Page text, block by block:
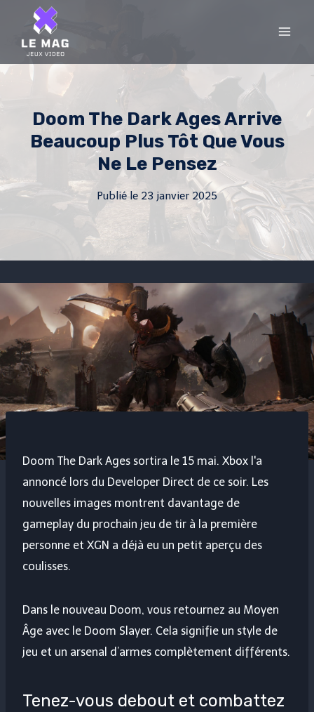
content
Doom The Dark Ages Arrive
Beaucoup Plus Tôt Que Vous
Ne Le Pensez
Publié le 23 janvier 2025
Doom The Dark Ages sortira le 15 mai. Xbox l'a
annoncé lors du Developer Direct de ce soir. Les
nouvelles images montrent davantage de
gameplay du prochain jeu de tir à la première
personne et XGN a déjà eu un petit aperçu des
coulisses.
Dans le nouveau Doom, vous retournez au Moyen
Âge avec le Doom Slayer. Cela signifie un style de
jeu et un arsenal d’armes complètement différents.
Tenez-vous debout et combattez